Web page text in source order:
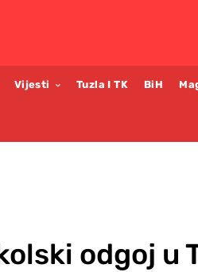
Vijesti Tuzla I TK BiH
odgoj u